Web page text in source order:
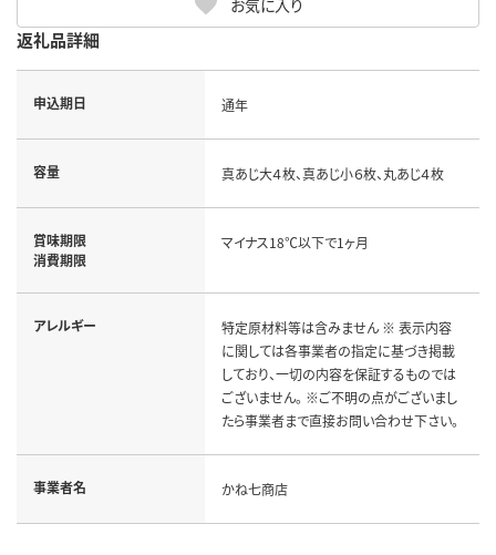
お気に入り
返礼品詳細
申込期日 通年
容量 真あじ大４枚、真あじ小６枚、丸あじ４枚
賞味期限
消費期限
マイナス18℃以下で1ヶ月
アレルギー
特定原材料等は含みません ※ 表示内容
に関しては各事業者の指定に基づき掲載
しており、一切の内容を保証するものでは
ございません。 ※ご不明の点がございまし
たら事業者まで直接お問い合わせ下さい。
事業者名 かね七商店